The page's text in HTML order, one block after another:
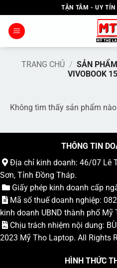
qua
nội
TẬN TÂM - UY TÍN
TRANG CHỦ / SẢN
VIVOBOOK
Không tìm thấy sản phẩm
THÔNG TIN
Địa chỉ kinh doanh: 46/07 Lê
Sơn, Tỉnh Đồng Tháp.
Giấy phép kinh doanh cấp
Mã số thuế doanh nghiệp:
kinh doanh UBND thành phố Mỹ
Chịu trách nhiệm nội dung:
2023 Mỹ Tho Laptop. All Rights
HÌNH THỨC